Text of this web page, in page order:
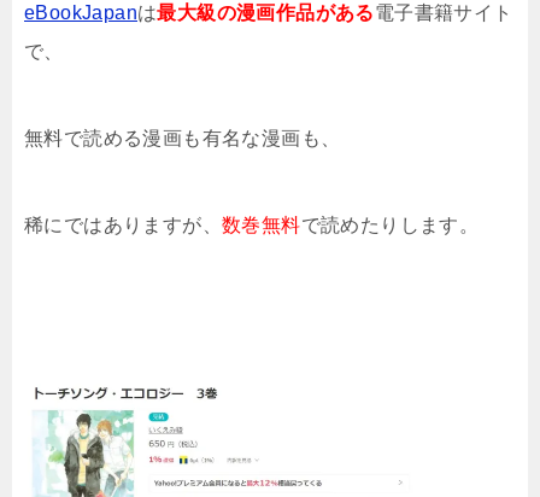
eBookJapanは最大級の漫画作品がある電子書籍サイト
で、
無料で読める漫画も有名な漫画も、
稀にではありますが、 数巻無料で読めたりします。